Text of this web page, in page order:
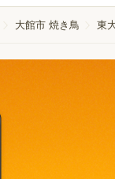
大館市 焼き鳥 東